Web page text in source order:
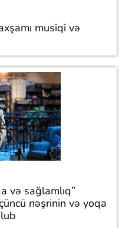
musiqi və
və sağlamlıq”
nəşrinin və yoqa